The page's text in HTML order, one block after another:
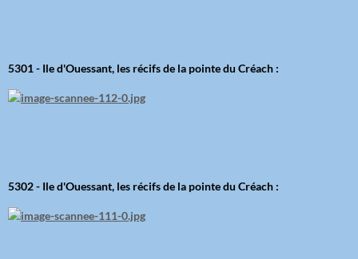
5301 - Ile d'Ouessant, les récifs de la pointe du Créach :
5302 - Ile d'Ouessant, les récifs de la pointe du Créach :